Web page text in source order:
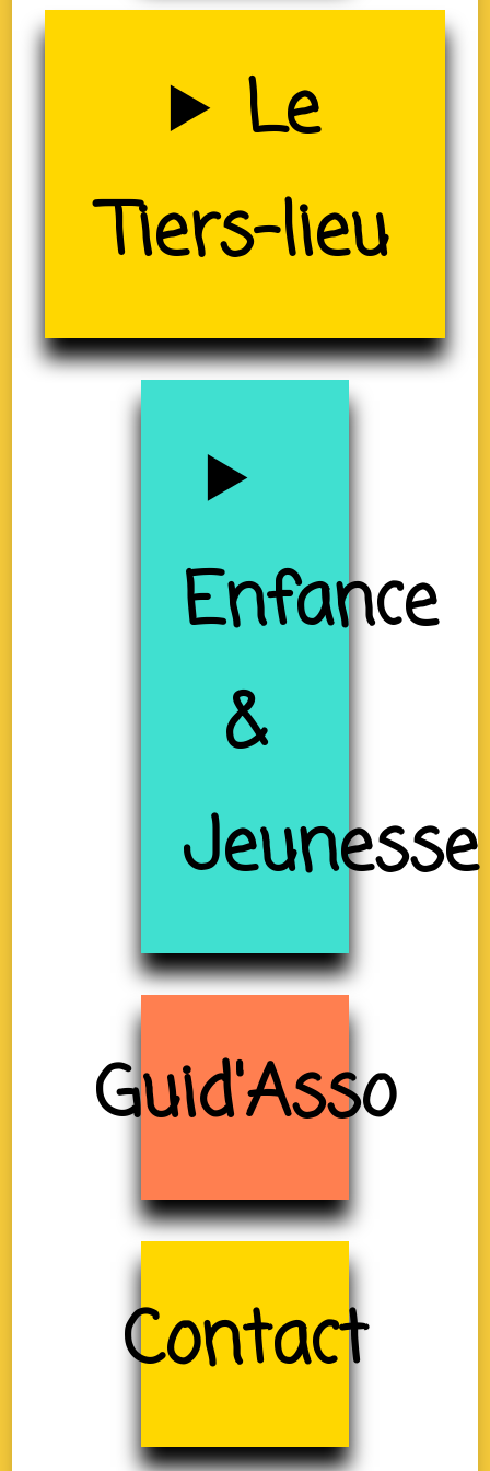
Uzerche
(19)
Le
Tiers-lieu
Enfance
&
Jeunesse
Guid'Asso
Contact